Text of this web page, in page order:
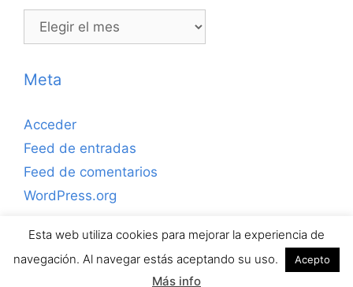
Archivos
Meta
Acceder
Feed de entradas
Feed de comentarios
WordPress.org
Copyrihgt © 2026 ejerciciosdefutbolsala.com por José
Antonio Valle · Todos los derechos reservados.
Esta web utiliza cookies para mejorar la experiencia de
navegación. Al navegar estás aceptando su uso.
Acepto
Más info